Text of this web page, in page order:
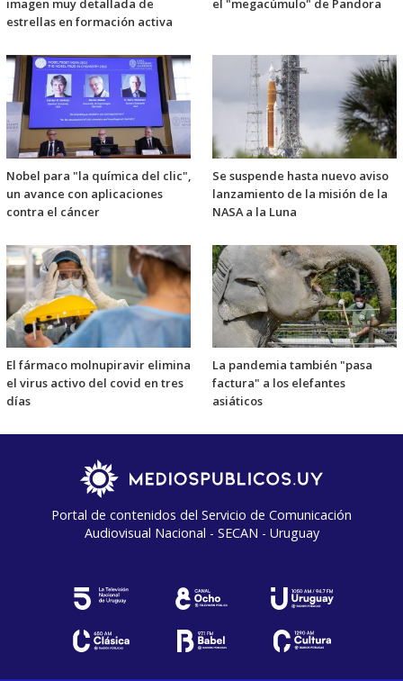
imagen muy detallada de
estrellas en formación activa
el "megacúmulo" de Pandora
Nobel para "la química del clic",
un avance con aplicaciones
contra el cáncer
Se suspende hasta nuevo aviso
lanzamiento de la misión de la
NASA a la Luna
El fármaco molnupiravir elimina
el virus activo del covid en tres
días
La pandemia también "pasa
factura" a los elefantes
asiáticos
Portal de contenidos del Servicio de Comunicación
Audiovisual Nacional - SECAN - Uruguay